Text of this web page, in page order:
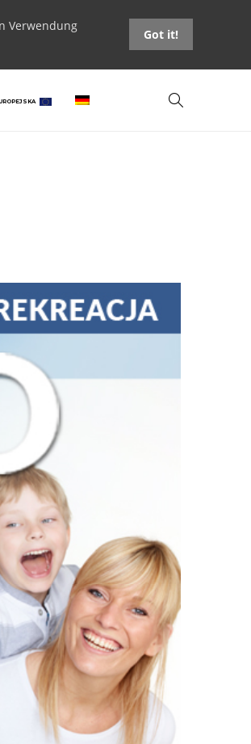
Verwendung
Got it!